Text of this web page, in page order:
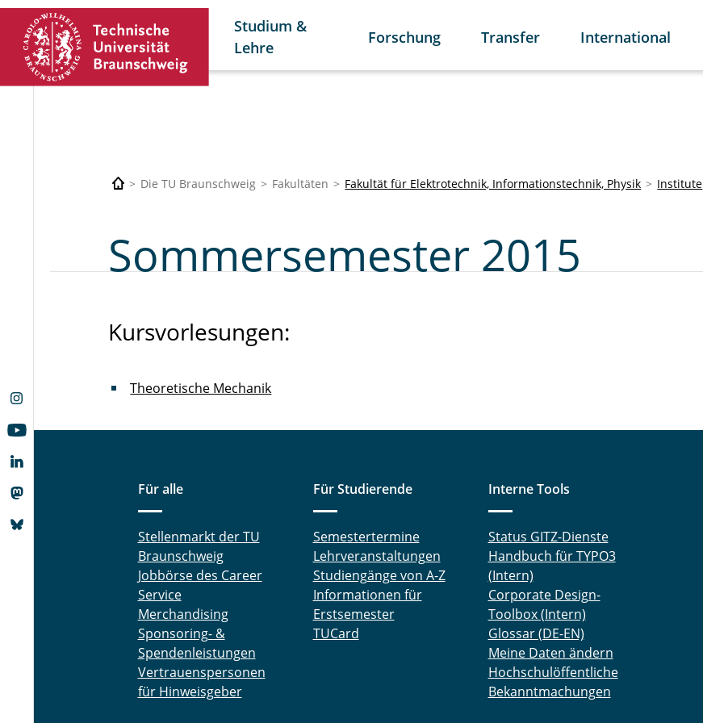
Studium &
Lehre
Forschung Transfer International
Die TU Braunschweig Fakultäten Fakultät für Elektrotechnik, Informationstechnik, Physik Institute
Sommersemester 2015
Kursvorlesungen:
Theoretische Mechanik
Für alle
Stellenmarkt der TU
Braunschweig
Jobbörse des Career
Service
Merchandising
Sponsoring- &
Spendenleistungen
Vertrauenspersonen
für Hinweisgeber
Für Studierende
Semestertermine
Lehrveranstaltungen
Studiengänge von A-Z
Informationen für
Erstsemester
TUCard
Interne Tools
Status GITZ-Dienste
Handbuch für TYPO3
(Intern)
Corporate Design-
Toolbox (Intern)
Glossar (DE-EN)
Meine Daten ändern
Hochschulöffentliche
Bekanntmachungen